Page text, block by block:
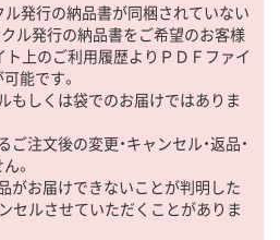
ル発行の納品書が同梱されていない
ル発行の納品書をご希望のお客様
ト上のご利用履歴よりＰＤＦファイ
能です。
もしくは袋でのお届けではありま
ご注文後の変更・キャンセル・返品・
。
がお届けできないことが判明した
セルさせていただくことがありま